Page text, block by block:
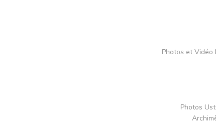
Photos et Vidéo
Photos